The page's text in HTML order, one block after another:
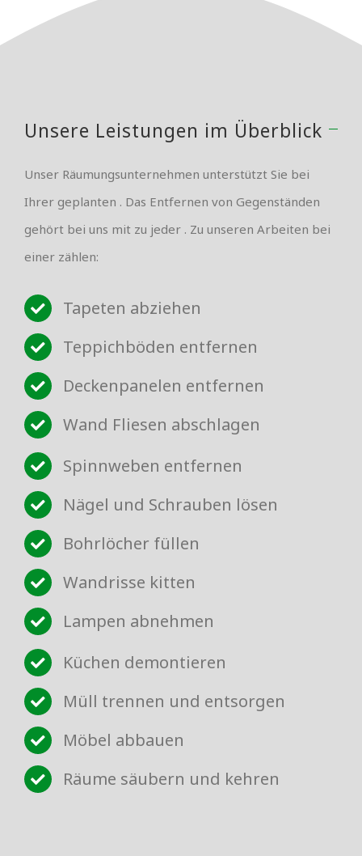
Unsere Leistungen im Überblick
Unser Räumungsunternehmen unterstützt Sie bei
Ihrer geplanten . Das Entfernen von Gegenständen
gehört bei uns mit zu jeder . Zu unseren Arbeiten bei
einer zählen:
Tapeten abziehen
Teppichböden entfernen
Deckenpanelen entfernen
Wand Fliesen abschlagen
Spinnweben entfernen
Nägel und Schrauben lösen
Bohrlöcher füllen
Wandrisse kitten
Lampen abnehmen
Küchen demontieren
Müll trennen und entsorgen
Möbel abbauen
Räume säubern und kehren